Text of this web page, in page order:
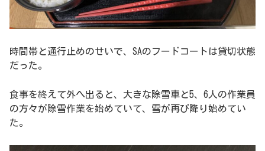
時間帯と通行止めのせいで、SAのフードコートは貸切状態
だった。
食事を終えて外へ出ると、大きな除雪車と5、6人の作業員
の方々が除雪作業を始めていて、雪が再び降り始めてい
た。